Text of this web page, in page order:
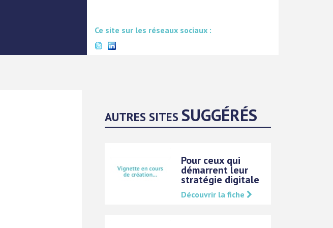
Ce site sur les réseaux sociaux :
AUTRES SITESSUGGÉRÉS
Pour ceux qui
démarrent leur
stratégie digitale
Découvrir la fiche